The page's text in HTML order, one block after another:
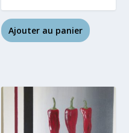
Ajouter au panier